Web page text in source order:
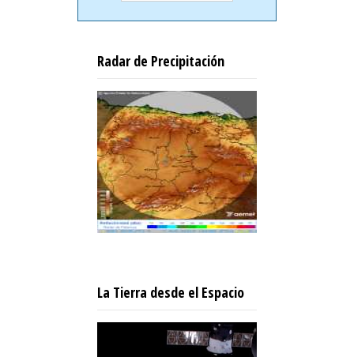
Radar de Precipitación
La Tierra desde el Espacio